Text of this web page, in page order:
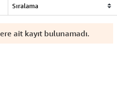
ait kayıt bulunamadı.